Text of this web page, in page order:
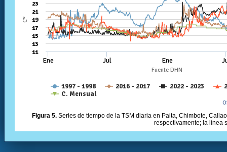
Figura 5. Series de tiempo de la TSM diaria en Paita, Chimbote,
respectivamente; la línea